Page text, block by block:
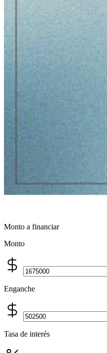
Monto a financiar
Monto
Enganche
Tasa de interés